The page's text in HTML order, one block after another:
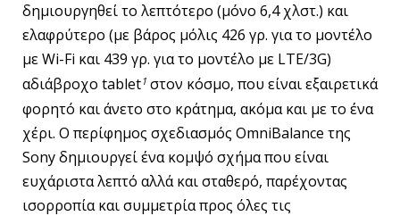
δημιουργηθεί το λεπτότερο (μόνο 6,4 χλστ.) και
ελαφρύτερο (με βάρος μόλις 426 γρ. για το μοντέλο
με Wi-Fi και 439 γρ. για το μοντέλο με LTE/3G)
αδιάβροχο tablet1 στον κόσμο, που είναι εξαιρετικά
φορητό και άνετο στο κράτημα, ακόμα και με το ένα
χέρι. Ο περίφημος σχεδιασμός OmniBalance της
Sony δημιουργεί ένα κομψό σχήμα που είναι
ευχάριστα λεπτό αλλά και σταθερό, παρέχοντας
ισορροπία και συμμετρία προς όλες τις